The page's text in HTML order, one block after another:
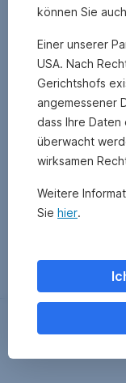
Zurück
können Sie auch
Einer unserer
USA. Nach
Gerichtshofs
angemessener
dass Ihre
überwacht
wirksamen
Weitere
Sie hier.